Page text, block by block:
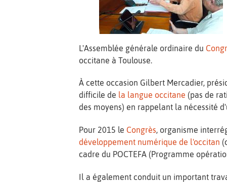
L'Assemblée générale ordinaire du
occitane à Toulouse.
À cette occasion Gilbert Mercadier,
difficile de la langue occitane (pas de
des moyens) en rappelant la nécessité
Pour 2015 le Congrès, organisme
développement numérique de l'occitan
cadre du POCTEFA (Programme
Il a également conduit un important